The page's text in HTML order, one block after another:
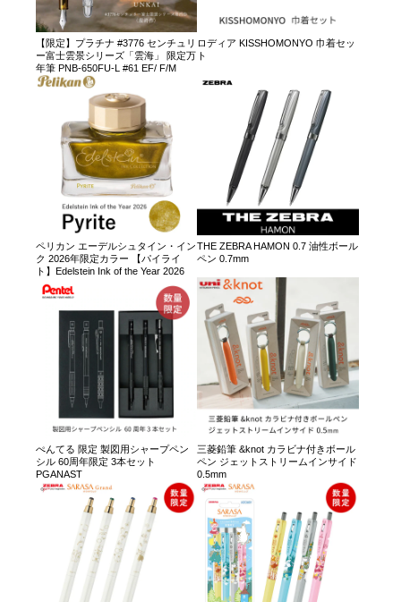
【限定】プラチナ #3776 センチュリ
ー富士雲景シリーズ「雲海」 限定万
年筆 PNB-650FU-L #61 EF/ F/M
ロディア KISSHOMONYO 巾着セッ
ト
ペリカン エーデルシュタイン・イン
ク 2026年限定カラー 【パイライ
ト】Edelstein Ink of the Year 2026
THE ZEBRA HAMON 0.7 油性ボール
ペン 0.7mm
ぺんてる 限定 製図用シャープペン
シル 60周年限定 3本セット
PGANAST
三菱鉛筆 &knot カラビナ付きボール
ペン ジェットストリームインサイド
0.5mm